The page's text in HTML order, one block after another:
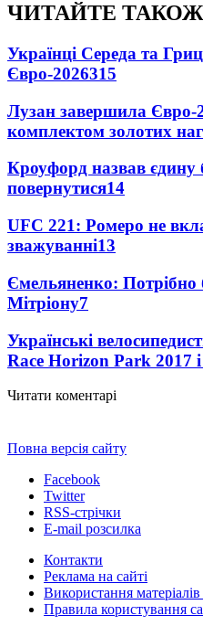
ЧИТАЙТЕ ТАКОЖ
Українці Середа та
Євро-2026315
Лузан завершила Євро-
комплектом золотих
Кроуфорд назвав єдину
повернутися14
UFC 221: Ромеро не
зважуванні13
Ємельяненко:
Мітріону7
Українські
Race Horizon Park 2017
Читати коментарі
Повна версія сайту
Facebook
Twitter
RSS-стрічки
E-mail розсилка
Контакти
Реклама на сайті
Використання
Правила користування